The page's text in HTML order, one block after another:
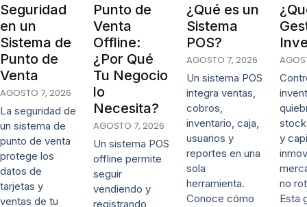
Seguridad
en un
Sistema de
Punto de
Venta
AGOSTO 7, 2026
La seguridad de
un sistema de
punto de venta
protege los
datos de
tarjetas y
ventas de tu
Punto de
Venta
Offline:
¿Por Qué
Tu Negocio
lo
Necesita?
AGOSTO 7, 2026
Un sistema POS
offline permite
seguir
vendiendo y
registrando
¿Qué es un
Sistema
POS?
AGOSTO 7, 2026
Un sistema POS
integra ventas,
cobros,
inventario, caja,
usuarios y
reportes en una
sola
herramienta.
Conoce cómo
y
no
Esta